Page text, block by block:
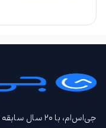
جی‌اس‌ام، با ۲۰